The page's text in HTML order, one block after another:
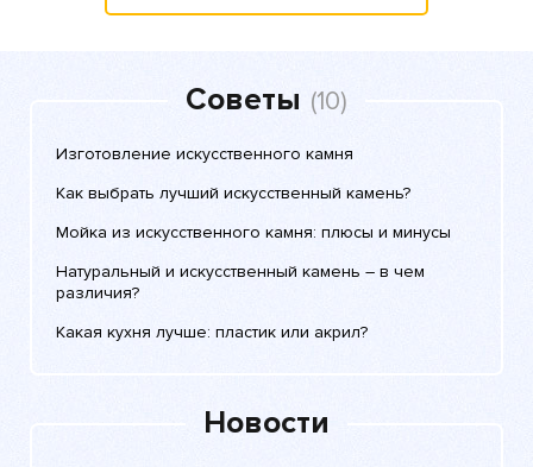
Советы (10)
Изготовление искусственного камня
Как выбрать лучший искусственный камень?
Мойка из искусственного камня: плюсы и минусы
Натуральный и искусственный камень – в чем
различия?
Какая кухня лучше: пластик или акрил?
Новости